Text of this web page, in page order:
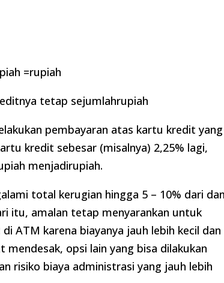
=rupiah
tetap sejumlahrupiah
pembayaran atas kartu kredit yang
kredit sebesar (misalnya) 2,25% lagi,
menjadirupiah.
total kerugian hingga 5 – 10% dari
itu, amalan tetap menyarankan untuk
ATM karena biayanya jauh lebih kecil dan
opsi lain yang bisa dilakukan
risiko biaya administrasi yang jauh lebih